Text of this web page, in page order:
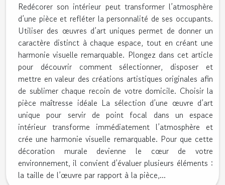
Redécorer son intérieur peut transformer l’atmosphère
d’une pièce et refléter la personnalité de ses occupants.
Utiliser des œuvres d’art uniques permet de donner un
caractère distinct à chaque espace, tout en créant une
harmonie visuelle remarquable. Plongez dans cet article
pour découvrir comment sélectionner, disposer et
mettre en valeur des créations artistiques originales afin
de sublimer chaque recoin de votre domicile. Choisir la
pièce maîtresse idéale La sélection d’une œuvre d’art
unique pour servir de point focal dans un espace
intérieur transforme immédiatement l’atmosphère et
crée une harmonie visuelle remarquable. Pour que cette
décoration murale devienne le cœur de votre
environnement, il convient d’évaluer plusieurs éléments :
la taille de l’œuvre par rapport à la pièce,...